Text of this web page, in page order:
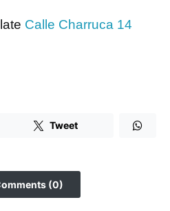
Calle Charruca 14
Tweet
(0)